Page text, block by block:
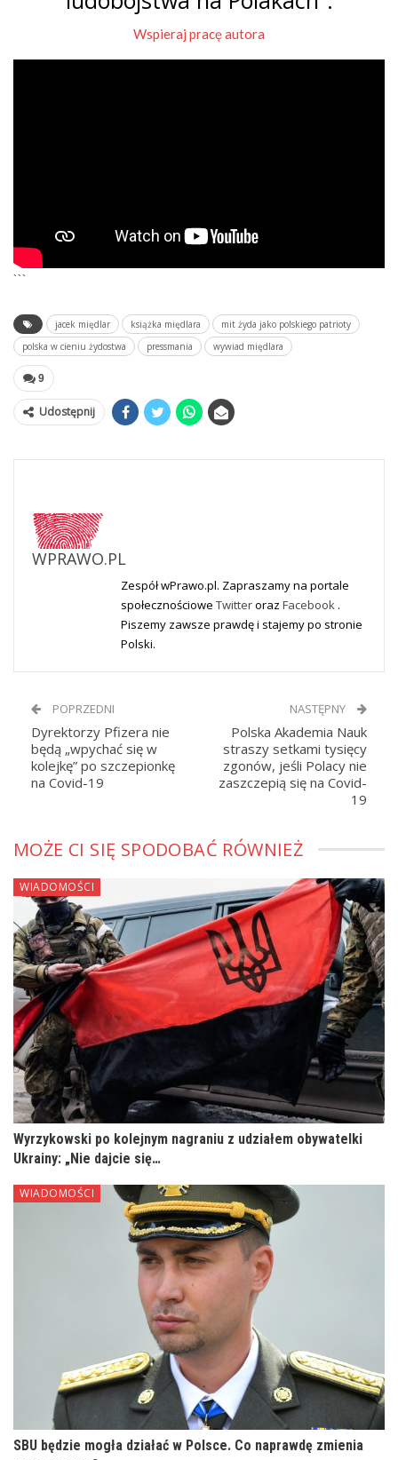
Wspieraj pracę autora
```
jacek międlar książka międlara
mit żyda jako polskiego patrioty
polska w cieniu żydostwa
pressmania wywiad międlara
9
Udostępnij
WPRAWO.PL
Zespół wPrawo.pl. Zapraszamy na portale
społecznościowe Twitteroraz Facebook .
Piszemy zawsze prawdę i stajemy po stronie
Polski.
POPRZEDNI
Dyrektorzy Pfizera nie
będą „wpychać się w
kolejkę” po szczepionkę
na Covid-19
NASTĘPNY
Polska Akademia Nauk
straszy setkami tysięcy
zgonów, jeśli Polacy nie
zaszczepią się na Covid-
19
MOŻE CI SIĘ SPODOBAĆ RÓWNIEŻ
WIADOMOŚCI
Wyrzykowski po kolejnym nagraniu z udziałem obywatelki
Ukrainy: „Nie dajcie się…
WIADOMOŚCI
SBU będzie mogła działać w Polsce. Co naprawdę zmienia